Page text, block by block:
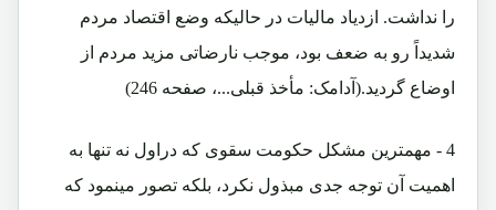
را نداشت. ازدیاد مالیات در حالیکه وضع اقتصاد مردم
شدیداً رو به ضعف بود، موجب نارضاتی مزید مردم از
اوضاع گردید.(آدامک: مأخذ قبلی...، صفحه 246)
4 - مهمترین مشکل حکومت سقوی که دراول نه تنها به
اهمیت آن توجه جدی مبذول نکرد، بلکه تصور مینمود که